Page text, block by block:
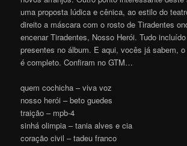
uma proposta lúdica e cênica, ao estilo do
direito a máscara com o rosto de Tiradentes
encenar Tiradentes, Nosso Herói. Tudo
presentes no álbum. E aqui, vocês já sabem,
é completo. Confiram no GTM…
quem cochicha – viva voz
nosso herói – beto guedes
traição – mpb-4
sinhá olimpia – tania alves e cia
coração civil – tadeu franco